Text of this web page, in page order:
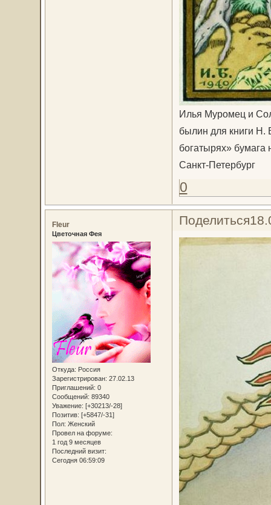
Илья Муромец и
былин для книги Н.
богатырях» бумага
Санкт-Петербург
0
Поделиться
Fleur
Цветочная Фея
Откуда: Россия
Зарегистрирован: 27.02.13
Приглашений: 0
Сообщений: 89340
Уважение: [+30213/-28]
Позитив: [+5847/-31]
Пол: Женский
Провел на форуме:
1 год 9 месяцев
Последний визит:
Сегодня 06:59:09